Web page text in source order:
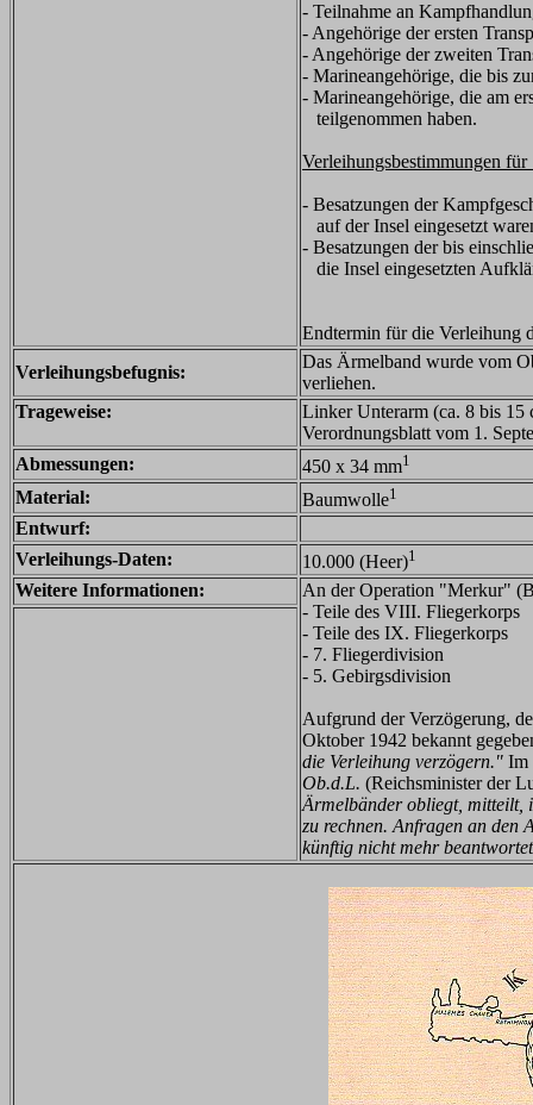
- Teilnahme an
- Angehörige der ersten
- Angehörige der zweiten
- Marineangehörige, die bis
- Marineangehörige, die am
teilgenommen haben.
Verleihungsbestimmungen
- Besatzungen der
auf der Insel eingesetzt
- Besatzungen der bis
die Insel eingesetzten
Endtermin für die Verleihung
Verleihungsbefugnis:
Das Ärmelband wurde vom
verliehen.
Trageweise:
Linker Unterarm (ca. 8 bis 15
Verordnungsblatt vom 1.
Abmessungen:
450 x 34 mm1
Material: Baumwolle1
Entwurf:
Verleihungs-Daten:
10.000 (Heer)1
Weitere Informationen:
An der Operation "Merkur"
- Teile des VIII. Fliegerkorps
- Teile des IX. Fliegerkorps
- 7. Fliegerdivision
- 5. Gebirgsdivision
Aufgrund der Verzögerung,
Oktober 1942 bekannt
die Verleihung verzögern." Im
Ob.d.L. (Reichsminister der
Ärmelbänder obliegt, mitteilt,
zu rechnen. Anfragen an den
künftig nicht mehr